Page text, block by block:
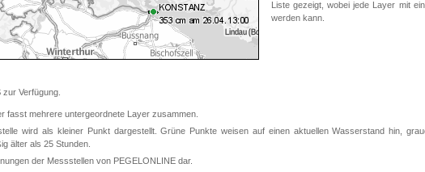
Liste gezeigt, wobei jede Layer mit
werden kann.
Verfügung.
fasst mehrere untergeordnete Layer zusammen.
wird als kleiner Punkt dargestellt. Grüne Punkte weisen auf einen aktuellen Wasserstand hin,
älter als 25 Stunden.
der Messstellen von PEGELONLINE dar.